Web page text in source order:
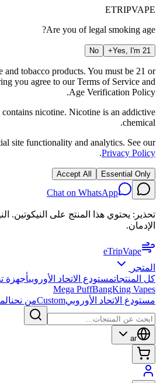
ETRIPVAPE
Are you of legal smoking age?
Yes, I'm 21+
No
and tobacco products. You must be 21 or
you agree to our Terms of Service and
Age Verification Policy
.
nicotine. Nicotine is an addictive
chemical.
site functionality and analytics. See our
Privacy Policy
.
Essential Only
Accept All
Chat on WhatsApp
تحذير: يحتوي هذا المنتج على النيكوتين.
الإدمان.
eTripVape
المتجر
كل المنتجاتمستودع الاتحاد الأوروبيأجهزة
Mega PuffBangKing Vapes
مستودع الاتحاد الأوروبيCustomمن نحن
ar